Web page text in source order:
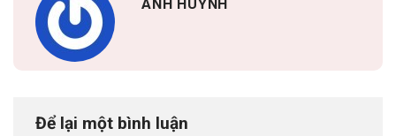
ANH HUỲNH
Để lại một bình luận